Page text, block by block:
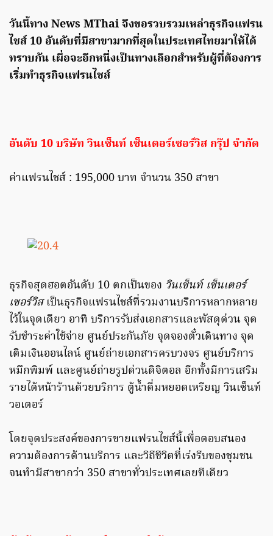
วันนี้ทาง News MThai จึงขอรวบรวมเหล่าธุรกิจแฟรน
ไชส์ 10 อันดับที่มีสาขามากที่สุดในประเทศไทยมาให้ได้
ทราบกัน เผื่อจะอีกหนึ่งเป็นทางเลือกสำหรับผู้ที่ต้องการ
เริ่มทำธุรกิจแฟรนไชส์
อันดับ 10 บริษัท วินเซ็นท์ เซ็นเตอร์เซอร์วิส กรุ๊ป จำกัด
ค่าแฟรนไชส์ : 195,000 บาท จำนวน 350 สาขา
ธุรกิจสุดฮอตอันดับ 10 ตกเป็นของ วินเซ็นท์ เซ็นเตอร์
เซอร์วิสเป็นธุรกิจแฟรนไชส์ที่รวมงานบริการหลากหลาย
ไว้ในจุดเดียว อาทิ บริการรับส่งเอกสารและพัสดุด่วน จุด
รับชำระค่าใช้จ่าย ศูนย์ประกันภัย จุดจองตั๋วเดินทาง จุด
เติมเงินออนไลน์ ศูนย์ถ่ายเอกสารครบวงจร ศูนย์บริการ
หมึกพิมพ์ และศูนย์ถ่ายรูปด่วนดิจิตอล อีกทั้งมีการเสริม
รายได้หน้าร้านด้วยบริการ ตู้น้ำดื่มหยอดเหรียญ วินเซ็นท์
วอเตอร์
โดยจุดประสงค์ของการขายแฟรนไชส์นี้เพื่อตอบสนอง
ความต้องการด้านบริการ และวิถีชีวิตที่เร่งรีบของชุมชน
จนทำมีสาขากว่า 350 สาขาทั่วประเทศเลยทีเดียว